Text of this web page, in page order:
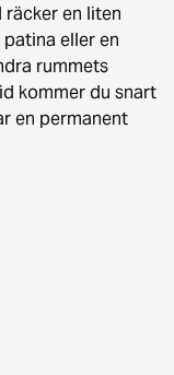
en liten
eller en
rummets
kommer du snart
en permanent